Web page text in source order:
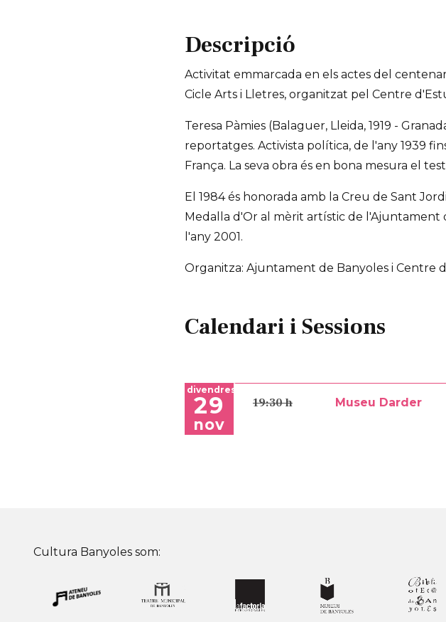
Descripció
Activitat emmarcada en els actes del
Cicle Arts i Lletres, organitzat pel Centre
Teresa Pàmies (Balaguer, Lleida, 1919 -
reportatges. Activista política, de l'any 1939
França. La seva obra és en bona mesura el
El 1984 és honorada amb la Creu de Sant
Medalla d'Or al mèrit artístic de l'Ajuntament
l'any 2001.
Organitza: Ajuntament de Banyoles i Centre
Calendari i Sessions
divendres
29
nov
19:30 h Museu Darder
Cultura Banyoles som: